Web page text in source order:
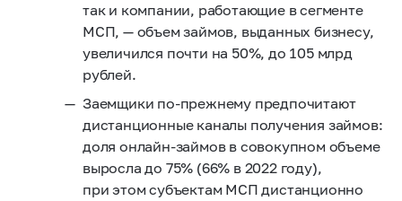
так и компании, работающие в сегменте
МСП, — объем займов, выданных бизнесу,
увеличился почти на 50%, до 105 млрд
рублей.
Заемщики по-прежнему предпочитают
дистанционные каналы получения займов:
доля онлайн-займов в совокупном объеме
выросла до 75% (66% в 2022 году),
при этом субъектам МСП дистанционно